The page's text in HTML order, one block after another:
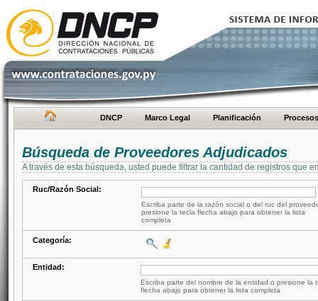
DNCP Marco Legal Planificación Procesos
Búsqueda de Proveedores Adjudicados
A través de esta búsqueda, usted puede filtrar la cantidad de registros que
Ruc/Razón Social:
Escriba parte de la razón social o del ruc del
presione la tecla flecha abajo para obtener la lista
completa
Categoría:
Entidad:
Escriba parte del nombre de la entidad o presione la
flecha abajo para obtener la lista completa